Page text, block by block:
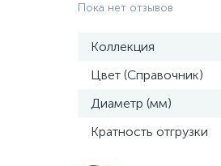
Пока нет отзывов
Коллекция
Цвет (Справочник)
Диаметр (мм)
Кратность отгрузки